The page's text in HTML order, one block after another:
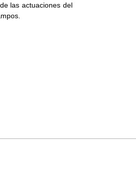
las actuaciones del